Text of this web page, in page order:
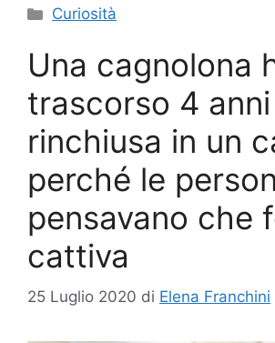
Categorie
Curiosità
Una cagnolona
trascorso 4 anni
rinchiusa in un
perché le
pensavano che
cattiva
25 Luglio 2020 di Elena Franchini